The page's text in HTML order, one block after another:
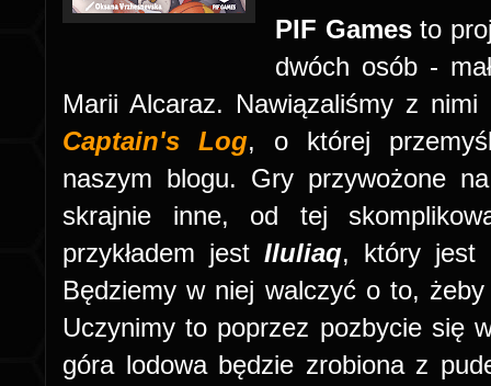
PIF Gamesto
dwóch osób -
Marii Alcaraz. Nawiązaliśmy z
Captain's Log, o której
naszym blogu. Gry przywożone
skrajnie inne, od tej
przykładem jestIluliaq, który jest
Będziemy w niej walczyć o to,
Uczynimy to poprzez pozbycie się
góra lodowa będzie zrobiona z